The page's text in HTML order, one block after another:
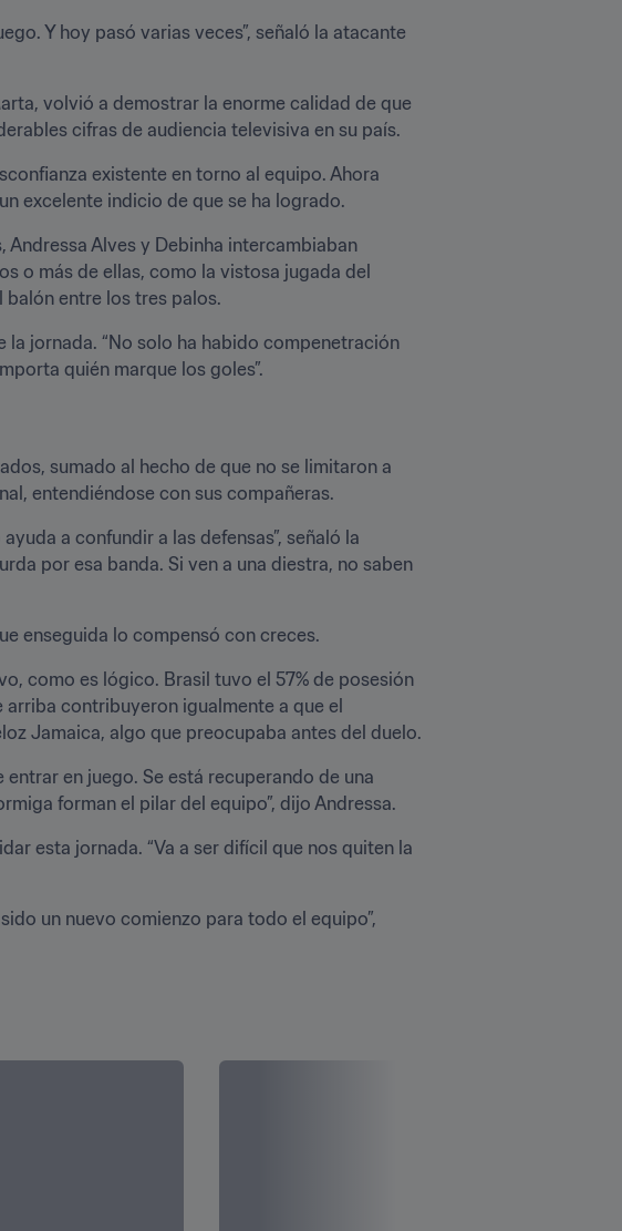
Y hoy pasó varias veces”, señaló la atacante
volvió a demostrar la enorme calidad de que
cifras de audiencia televisiva en su país.
existente en torno al equipo. Ahora
excelente indicio de que se ha logrado.
Alves y Debinha intercambiaban
o más de ellas, como la vistosa jugada del
balón entre los tres palos.
la jornada. “No solo ha habido compenetración
quién marque los goles”.
sumado al hecho de que no se limitaron a
entendiéndose con sus compañeras.
a confundir a las defensas”, señaló la
por esa banda. Si ven a una diestra, no saben
enseguida lo compensó con creces.
como es lógico. Brasil tuvo el 57% de posesión
contribuyeron igualmente a que el
Jamaica, algo que preocupaba antes del duelo.
en juego. Se está recuperando de una
forman el pilar del equipo”, dijo Andressa.
esta jornada. “Va a ser difícil que nos quiten la
un nuevo comienzo para todo el equipo”,